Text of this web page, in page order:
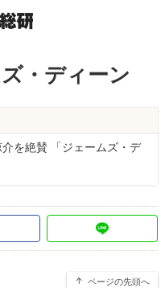
・ディーン
を絶賛 「ジェームズ・デ
ページの先頭へ